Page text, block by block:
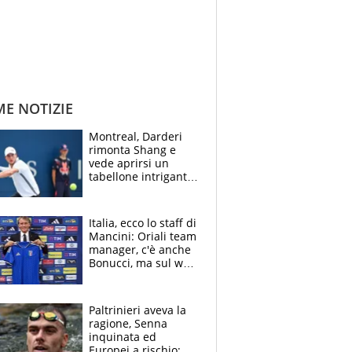
NOTIZIE
Montreal, Darderi
rimonta Shang e
vede aprirsi un
tabellone intrigante:
felice del mio livello"
Italia, ecco lo staff di
Mancini: Oriali team
manager, c'è anche
Bonucci, ma sul web
Paltrinieri aveva la
ragione, Senna
inquinata ed